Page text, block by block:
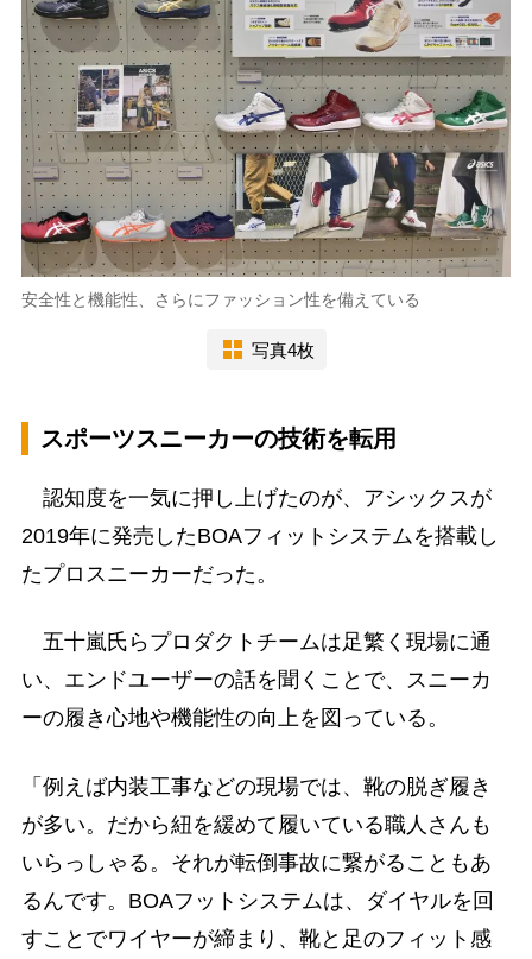
安全性と機能性、さらにファッション性を備えている
写真4枚
スポーツスニーカーの技術を転用
認知度を一気に押し上げたのが、アシックスが
2019年に発売したBOAフィットシステムを搭載し
たプロスニーカーだった。
五十嵐氏らプロダクトチームは足繁く現場に通
い、エンドユーザーの話を聞くことで、スニーカ
ーの履き心地や機能性の向上を図っている。
「例えば内装工事などの現場では、靴の脱ぎ履き
が多い。だから紐を緩めて履いている職人さんも
いらっしゃる。それが転倒事故に繋がることもあ
るんです。BOAフットシステムは、ダイヤルを回
すことでワイヤーが締まり、靴と足のフィット感